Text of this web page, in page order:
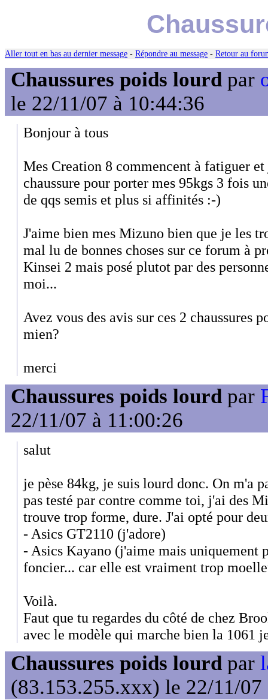
Aller tout en bas au dernier message - Répondre au message - Retour au
Chaussures poids lourd par
le 22/11/07 à 10:44:36
Bonjour à tous
Mes Creation 8 commencent à fatiguer
chaussure pour porter mes 95kgs 3 fois
de qqs semis et plus si affinités :-)
J'aime bien mes Mizuno bien que je les
mal lu de bonnes choses sur ce forum à
Kinsei 2 mais posé plutot par des
moi...
Avez vous des avis sur ces 2 chaussures
mien?
merci
Chaussures poids lourd par
22/11/07 à 11:00:26
salut
je pèse 84kg, je suis lourd donc. On m'a
pas testé par contre comme toi, j'ai des
trouve trop forme, dure. J'ai opté pour
- Asics GT2110 (j'adore)
- Asics Kayano (j'aime mais uniquement
foncier... car elle est vraiment trop
Voilà.
Faut que tu regardes du côté de chez
avec le modèle qui marche bien la 1061
Chaussures poids lourd par
(83.153.255.xxx) le 22/11/07